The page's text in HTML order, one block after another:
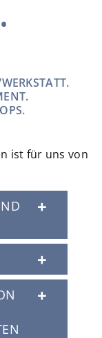
ist für uns von